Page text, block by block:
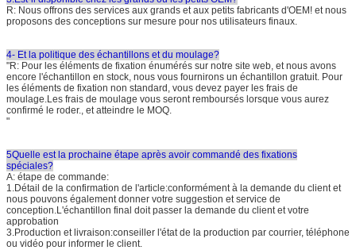
R: Nous offrons des services aux grands et aux petits fabricants d'OEM! et nous
proposons des conceptions sur mesure pour nos utilisateurs finaux.
4- Et la politique des échantillons et du moulage?
"R: Pour les éléments de fixation énumérés sur notre site web, et nous avons
encore l'échantillon en stock, nous vous fournirons un échantillon gratuit. Pour
les éléments de fixation non standard, vous devez payer les frais de
moulage.Les frais de moulage vous seront remboursés lorsque vous aurez
confirmé le roder., et atteindre le MOQ.
"
5Quelle est la prochaine étape après avoir commandé des fixations
spéciales?
A: étape de commande:
1.Détail de la confirmation de l'article:conformément à la demande du client et
nous pouvons également donner votre suggestion et service de
conception.L'échantillon final doit passer la demande du client et votre
approbation
3.Production et livraison:conseiller l'état de la production par courrier, téléphone
ou vidéo pour informer le client.